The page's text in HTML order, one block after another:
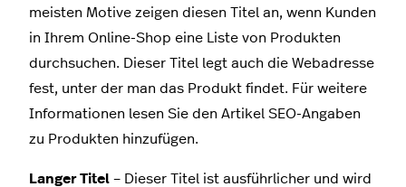
meisten Motive zeigen diesen Titel an, wenn Kunden
in Ihrem Online-Shop eine Liste von Produkten
durchsuchen. Dieser Titel legt auch die Webadresse
fest, unter der man das Produkt findet. Für weitere
Informationen lesen Sie den Artikel SEO-Angaben
zu Produkten hinzufügen.
Langer Titel – Dieser Titel ist ausführlicher und wird